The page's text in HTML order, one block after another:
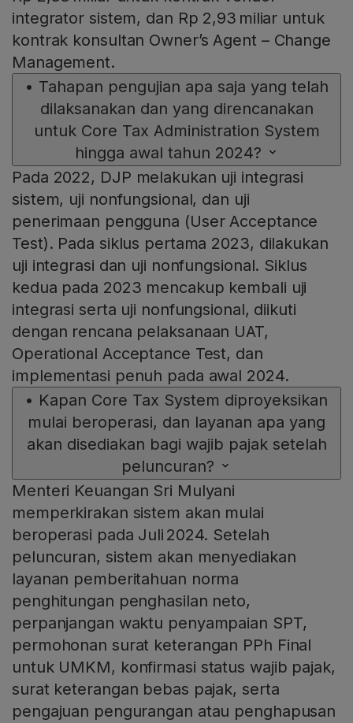
integrator sistem, dan Rp 2,93 miliar untuk
kontrak konsultan Owner’s Agent – Change
Management.
• Tahapan pengujian apa saja yang telah
dilaksanakan dan yang direncanakan
untuk Core Tax Administration System
hingga awal tahun 2024?
Pada 2022, DJP melakukan uji integrasi
sistem, uji nonfungsional, dan uji
penerimaan pengguna (User Acceptance
Test). Pada siklus pertama 2023, dilakukan
uji integrasi dan uji nonfungsional. Siklus
kedua pada 2023 mencakup kembali uji
integrasi serta uji nonfungsional, diikuti
dengan rencana pelaksanaan UAT,
Operational Acceptance Test, dan
implementasi penuh pada awal 2024.
• Kapan Core Tax System diproyeksikan
mulai beroperasi, dan layanan apa yang
akan disediakan bagi wajib pajak setelah
peluncuran?
Menteri Keuangan Sri Mulyani
memperkirakan sistem akan mulai
beroperasi pada Juli 2024. Setelah
peluncuran, sistem akan menyediakan
layanan pemberitahuan norma
penghitungan penghasilan neto,
perpanjangan waktu penyampaian SPT,
permohonan surat keterangan PPh Final
untuk UMKM, konfirmasi status wajib pajak,
surat keterangan bebas pajak, serta
pengajuan pengurangan atau penghapusan